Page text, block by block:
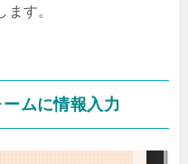
す。
ムに情報入力